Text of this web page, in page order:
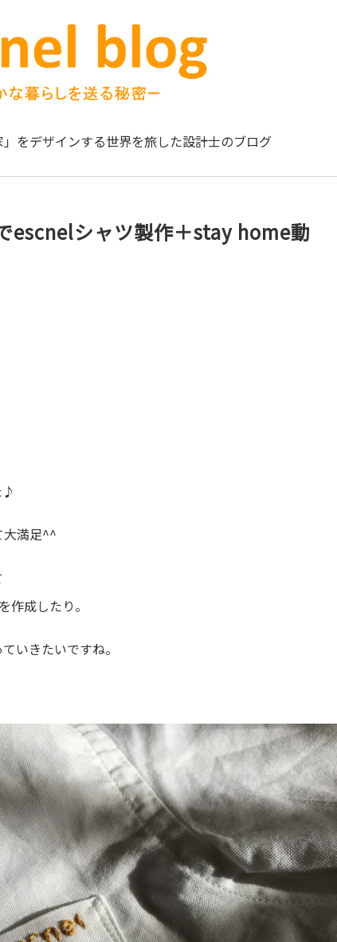
」をデザインする世界を旅した設計士のブログ
escnelシャツ製作＋stay home動
♪
大満足^^
を作成したり。
いきたいですね。